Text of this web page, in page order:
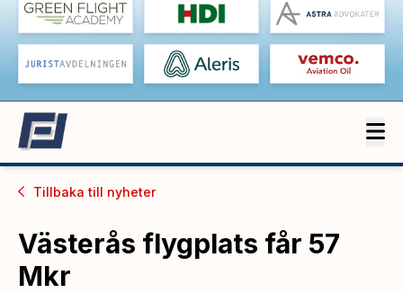
Tillbaka till nyheter
Västerås flygplats får 57
Mkr